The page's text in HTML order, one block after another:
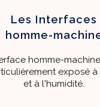
Les Interfaces
homme-
homme-
exposé à
et à l'humidité.